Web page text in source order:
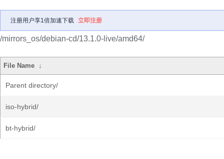
注册用户享1倍加速下载 立即注册
/mirrors_os/debian-cd/13.1.0-live/amd64/
File Name ↓
Parent directory/
iso-hybrid/
bt-hybrid/